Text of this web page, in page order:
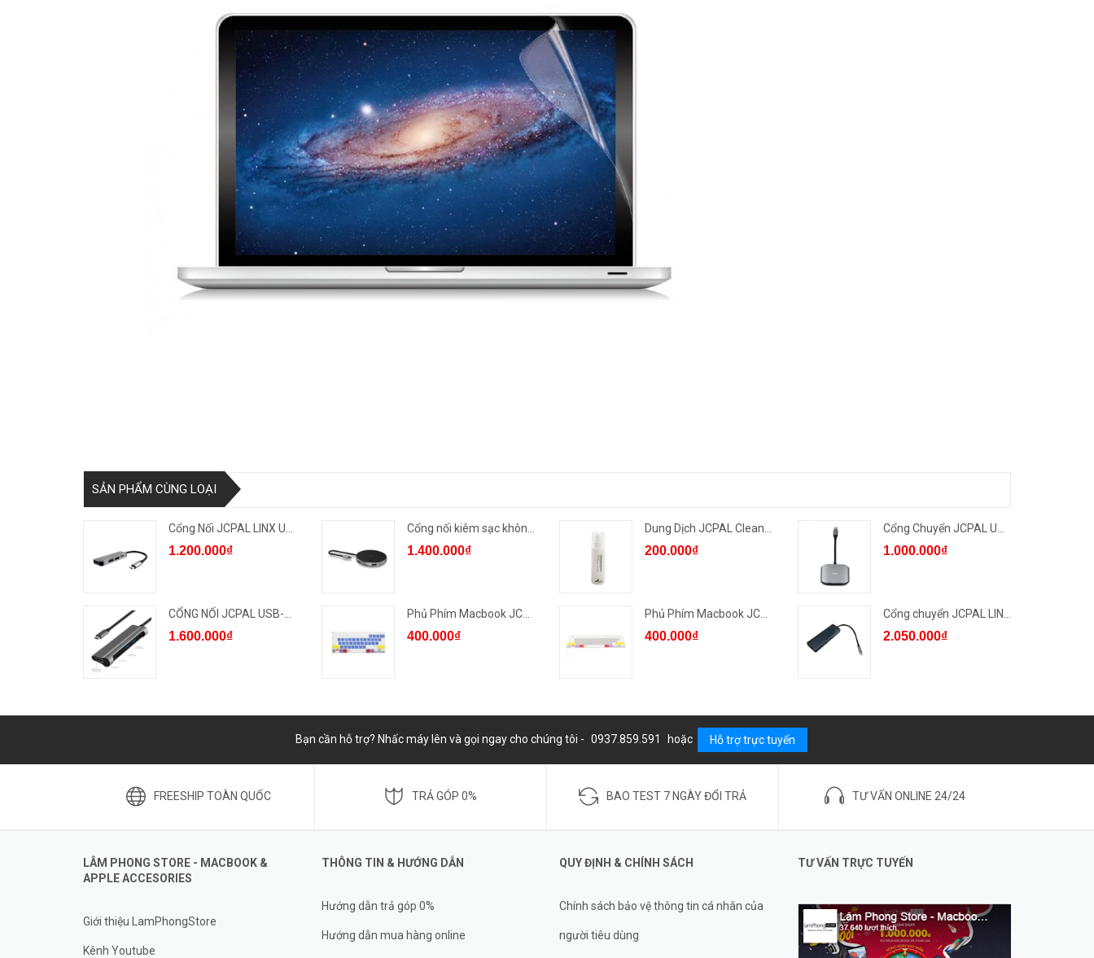
SẢN PHẨM CÙNG LOẠI
1.200.000₫ 1.400.000₫ 200.000₫ 1.000.000₫
1.600.000₫
Phủ Phím Macbook JCPAL Lear...
400.000₫ 400.000₫ 2.050.000₫
Bạn cần hỗ trợ? Nhấc máy lên và gọi ngay cho chúng tôi - 0937.859.591 hoặc Hỗ trợ trực tuyến
FREESHIP TOÀN QUỐC TRẢ GÓP 0% BAO TEST 7 NGÀY ĐỔI TRẢ TƯ VẤN ONLINE 24/24
LÂM PHONG STORE - MACBOOK &
APPLE ACCESORIES
Giới thiệu LamPhongStore
Kênh Youtube
THÔNG TIN & HƯỚNG DẪN
Hướng dẫn trả góp 0%
Hướng dẫn mua hàng online
QUY ĐỊNH & CHÍNH SÁCH
Chính sách bảo vệ thông tin cá nhân của
người tiêu dùng
TƯ VẤN TRỰC TUYẾN